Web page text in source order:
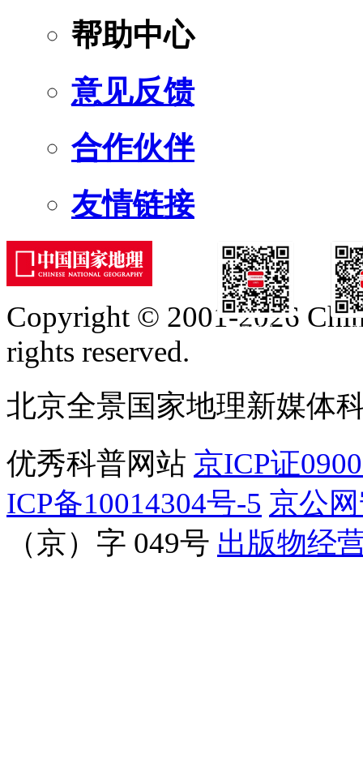
帮助中心
意见反馈
合作伙伴
友情链接
订阅号
Copyright © 2001-2026
rights reserved.
北京全景国家地理新媒体
优秀科普网站 京ICP证
ICP备10014304号-5 京公
（京）字 049号 出版物经